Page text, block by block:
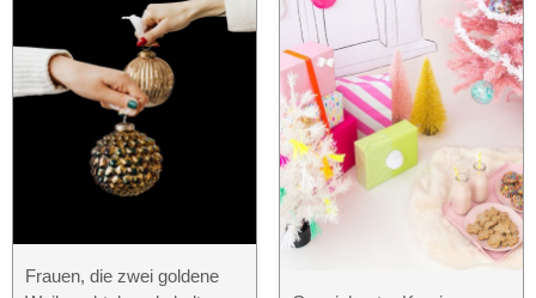
Frauen, die zwei goldene